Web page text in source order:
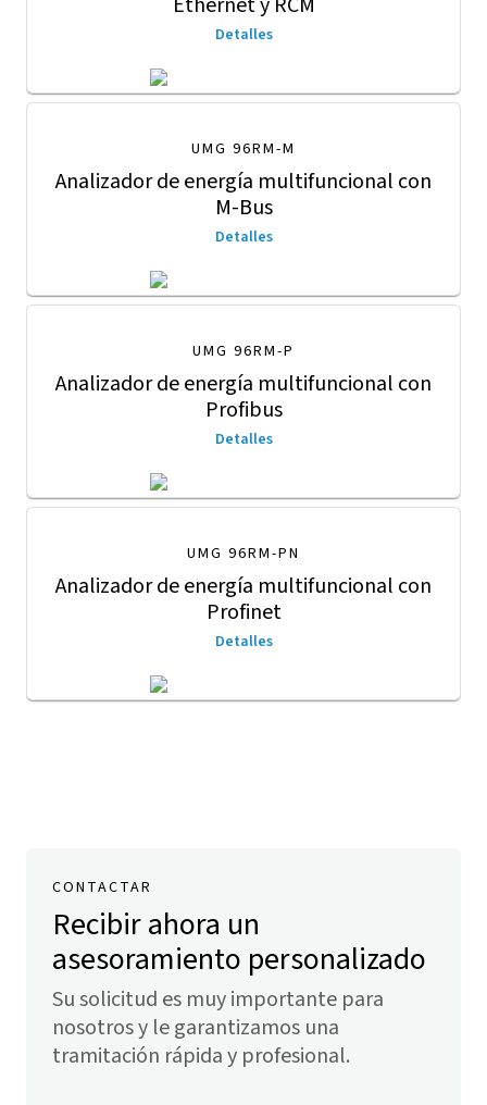
Detalles
UMG 96RM-M
Analizador de energía multifuncional con
M-Bus
Detalles
UMG 96RM-P
Analizador de energía multifuncional con
Profibus
Detalles
UMG 96RM-PN
Analizador de energía multifuncional con
Profinet
Detalles
CONTACTAR
Recibir ahora un
asesoramiento personalizado
Su solicitud es muy importante para
nosotros y le garantizamos una
tramitación rápida y profesional.